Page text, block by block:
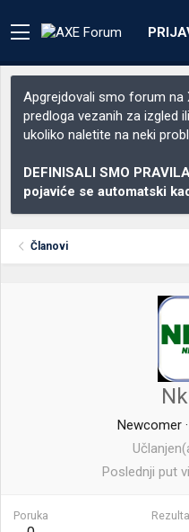
Apgrejdovali smo forum na
predloga vezanih za izgled
ukoliko naletite na neki
DEFINISALI SMO
pojaviće se automatski
Članovi
Newcomer ·
Poslednji put
Poruka